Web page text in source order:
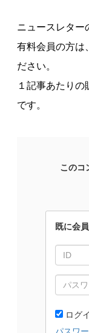
ニュースレター
有料会員の方は
ださい。
１記事あたり
です。